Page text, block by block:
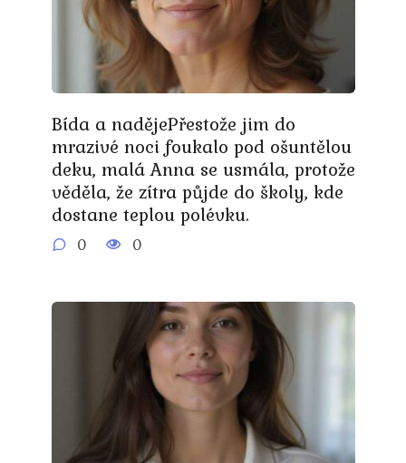
Bída a nadějePřestože jim do
mrazivé noci foukalo pod ošuntělou
deku, malá Anna se usmála, protože
věděla, že zítra půjde do školy, kde
dostane teplou polévku.
0 0